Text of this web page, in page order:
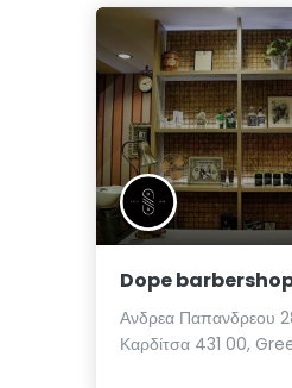
Dope
Ανδρεα Παπανδρεου
Καρδίτσα 431 00,